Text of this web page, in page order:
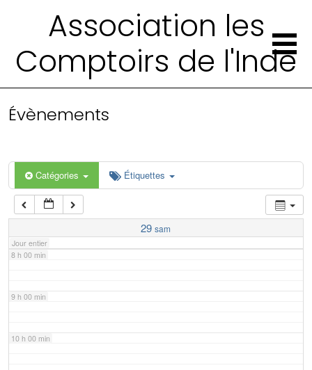
Association les
Comptoirs de l'Inde
Évènements
Catégories Étiquettes
29 sam
Jour entier
4 h 00 min
6 h 00 min
7 h 00 min
8 h 00 min
9 h 00 min
10 h 00 min